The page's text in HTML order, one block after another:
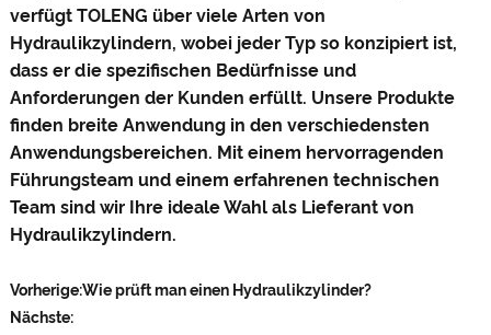
verfügt TOLENG über viele Arten von
Hydraulikzylindern, wobei jeder Typ so konzipiert ist,
dass er die spezifischen Bedürfnisse und
Anforderungen der Kunden erfüllt. Unsere Produkte
finden breite Anwendung in den verschiedensten
Anwendungsbereichen. Mit einem hervorragenden
Führungsteam und einem erfahrenen technischen
Team sind wir Ihre ideale Wahl als Lieferant von
Hydraulikzylindern.
Vorherige:Wie prüft man einen Hydraulikzylinder?
Nächste: